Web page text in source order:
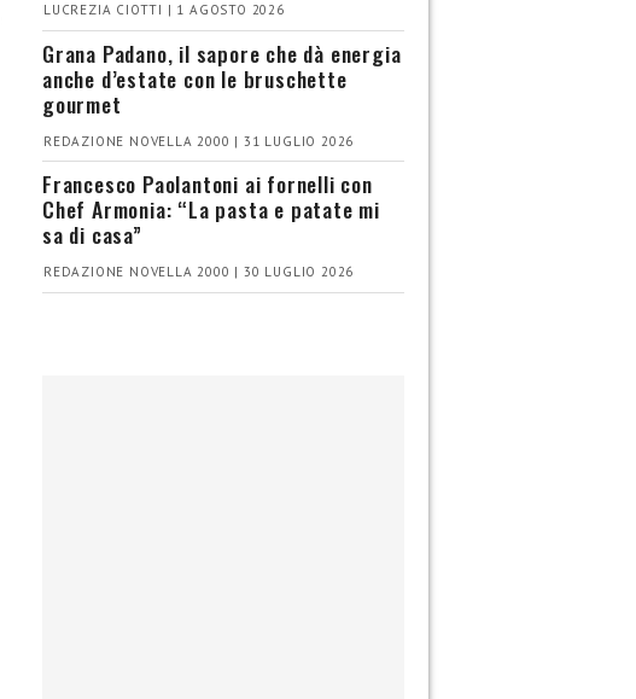
LUCREZIA CIOTTI | 1 AGOSTO 2026
Grana Padano, il sapore che dà energia
anche d’estate con le bruschette
gourmet
REDAZIONE NOVELLA 2000 | 31 LUGLIO 2026
Francesco Paolantoni ai fornelli con
Chef Armonia: “La pasta e patate mi
sa di casa”
REDAZIONE NOVELLA 2000 | 30 LUGLIO 2026